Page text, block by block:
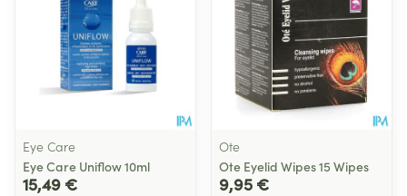
Eye Care
Eye Care Uniflow 10ml
15,49 €
Ote
Ote Eyelid Wipes 15 Wipes
9,95 €